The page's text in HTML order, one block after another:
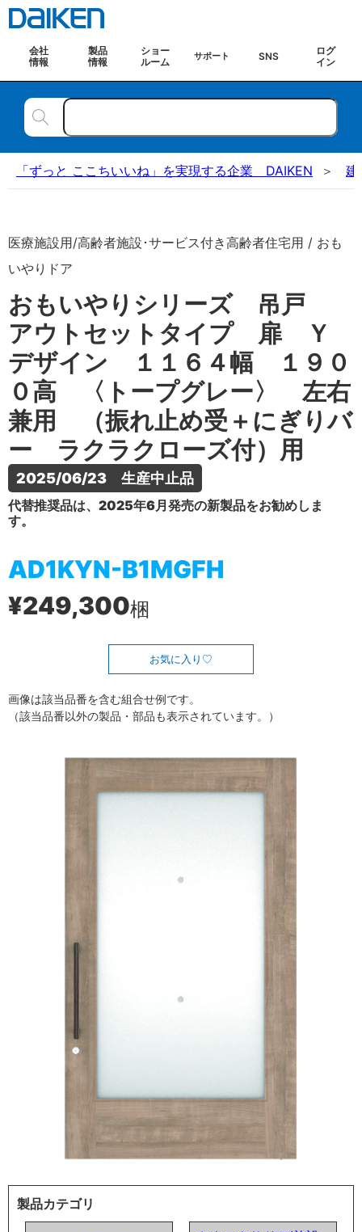
会社
情報
製品
情報
ショー
ルーム
サポート SNS
ログ
イン
「ずっと ここちいいね」を実現する企業 DAIKEN 建
医療施設用/高齢者施設･サービス付き高齢者住宅用 / おも
いやりドア
おもいやりシリーズ 吊戸
アウトセットタイプ 扉 Ｙ
デザイン １１６４幅 １９０
０高 〈トープグレー〉 左右
兼用 （振れ止め受＋にぎりバ
ー ラクラクローズ付）用
2025/06/23　生産中止品
代替推奨品は、2025年6月発売の新製品をお勧めしま
す。
AD1KYN-B1MGFH
¥249,300梱
お気に入り
画像は該当品番を含む組合せ例です。
（該当品番以外の製品・部品も表示されています。）
製品カテゴリ